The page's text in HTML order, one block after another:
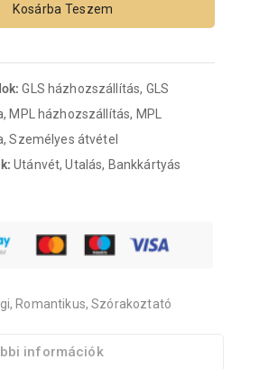
Kosárba Teszem
GLS házhozszállítás, GLS
MPL házhozszállítás, MPL
Személyes átvétel
Utánvét, Utalás, Bankkártyás
,Romantikus,Szórakoztató
információk